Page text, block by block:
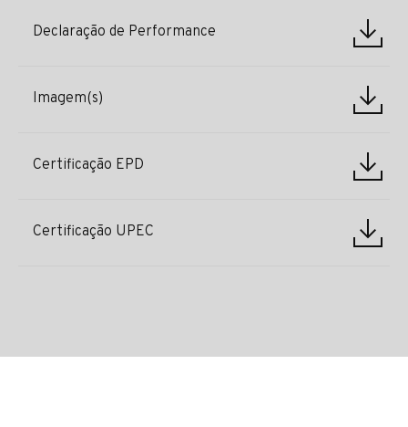
Declaração de Performance
Imagem(s)
Certificação EPD
Certificação UPEC